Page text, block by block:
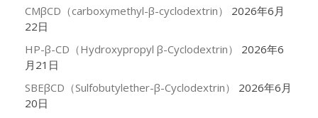
CMβCD（carboxymethyl-β-cyclodextrin）
2026年6月
22日
HP-β-CD（Hydroxypropyl β-Cyclodextrin）
2026年6
月21日
SBEβCD（Sulfobutylether-β-Cyclodextrin）
2026年6月
20日